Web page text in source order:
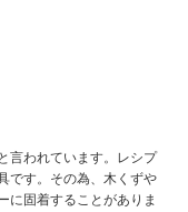
言われています。レシプ
です。その為、木くずや
に固着することがありま